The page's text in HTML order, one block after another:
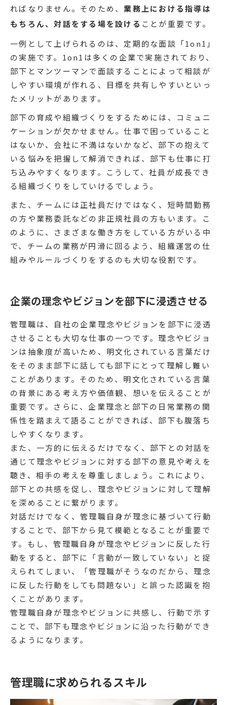
ればなりません。そのため、業務上における指導は
もちろん、対話をする場を設ける ことが重要です。
一例として上げられるのは、定期的な面談「1on1」
の実施です。1on1は多くの企業で実施されており、
部下とマンツーマンで面談することによって相談が
しやすい環境が作れる、目標を共有しやすいといっ
たメリットがあります。
部下の育成や組織づくりをするためには、コミュニ
ケーションが欠かせません。仕事で困っていること
はないか、会社に不満はないかなど、部下の抱えて
いる悩みを把握して解消できれば、部下も仕事に打
ち込みやすくなります。こうして、社員が成長でき
る組織づくりをしていけるでしょう。
また、チームには正社員だけではなく、短時間勤務
の方や業務委託などの非正規社員の方もいます。こ
のように、さまざまな働き方をしている方がいる中
で、チームの業務が円滑に回るよう、組織運営の仕
組みやルールづくりをするのも大切な役割です。
企業の理念やビジョンを部下に浸透させる
管理職は、自社の企業理念やビジョンを部下に浸透
させることも大切な仕事の一つです。理念やビジョ
ンは抽象度が高いため、明文化されている言葉だけ
をそのまま部下に話しても部下にとって理解し難い
ことがあります。そのため、明文化されている言葉
の背景にある考え方や価値観、想いを伝えることが
重要です。さらに、企業理念と部下の日常業務の関
係性を踏まえて語ることができれば、部下も腹落ち
しやすくなります。
また、一方的に伝えるだけでなく、部下との対話を
通じて理念やビジョンに対する部下の意見や考えを
聴き、相手の考えを尊重しましょう。これにより、
部下との共感を促し、理念やビジョンに対して理解
を深めることに繋がります。
対話だけでなく、管理職自身が理念に基づいて行動
することで、部下から見て模範となることが重要で
す。もし、管理職自身が理念やビジョンに反した行
動をすると、部下に「言動が一致していない」と捉
えられてしまい、「管理職がそうなのだから、理念
に反した行動をしても問題ない」と誤った認識を抱
くことがあります。
管理職自身が理念やビジョンに共感し、行動で示す
ことで、部下も理念やビジョンに沿った行動ができ
るようになります。
管理職に求められるスキル